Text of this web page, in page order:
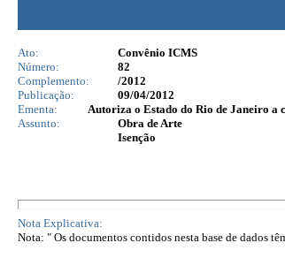
Ato:
Convênio ICMS
Número:
82
Complemento:
/2012
Publicação:
09/04/2012
Ementa:
Autoriza o Estado do Rio de Janeiro a
Assunto:
Obra de Arte
Isenção
Nota Explicativa:
Nota: " Os documentos contidos nesta base de dados